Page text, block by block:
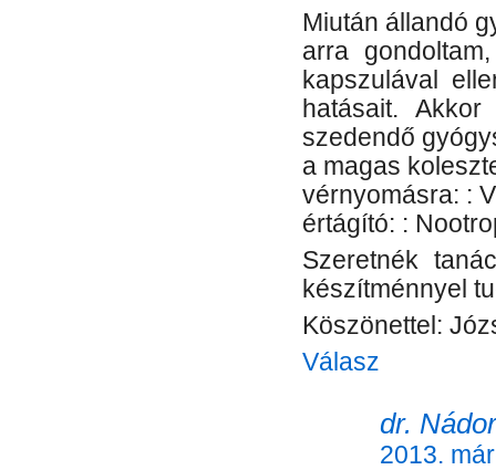
Miután állandó
arra
kapszulával
hatásait.
szedendő
a magas
vérnyomásra: :
értágító: :
Szeretnék
készítménnyel
Köszönettel:
Válasz
dr.
2013.